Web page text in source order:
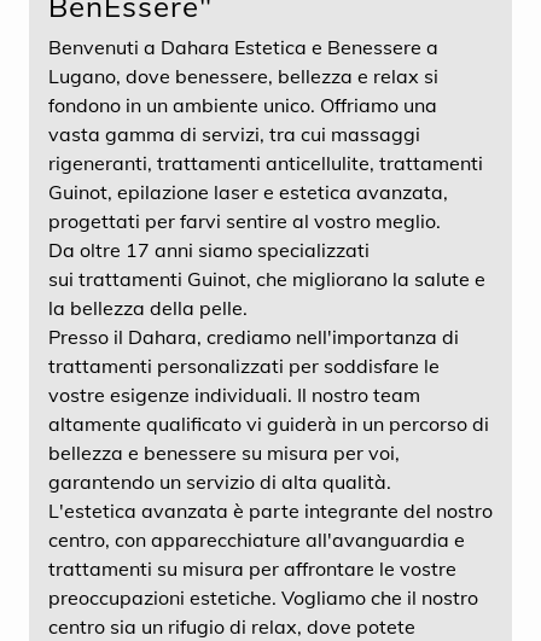
Benvenuti a Dahara Estetica e Benessere a
Lugano, dove benessere, bellezza e relax si
fondono in un ambiente unico. Offriamo una
vasta gamma di servizi, tra cui massaggi
rigeneranti, trattamenti anticellulite, trattamenti
Guinot, epilazione laser e estetica avanzata,
progettati per farvi sentire al vostro meglio.
Da oltre 17 anni siamo specializzati
sui trattamenti Guinot, che migliorano la salute e
la bellezza della pelle.
Presso il Dahara, crediamo nell'importanza di
trattamenti personalizzati per soddisfare le
vostre esigenze individuali. Il nostro team
altamente qualificato vi guiderà in un percorso di
bellezza e benessere su misura per voi,
garantendo un servizio di alta qualità.
L'estetica avanzata è parte integrante del nostro
centro, con apparecchiature all'avanguardia e
trattamenti su misura per affrontare le vostre
preoccupazioni estetiche. Vogliamo che il nostro
centro sia un rifugio di relax, dove potete